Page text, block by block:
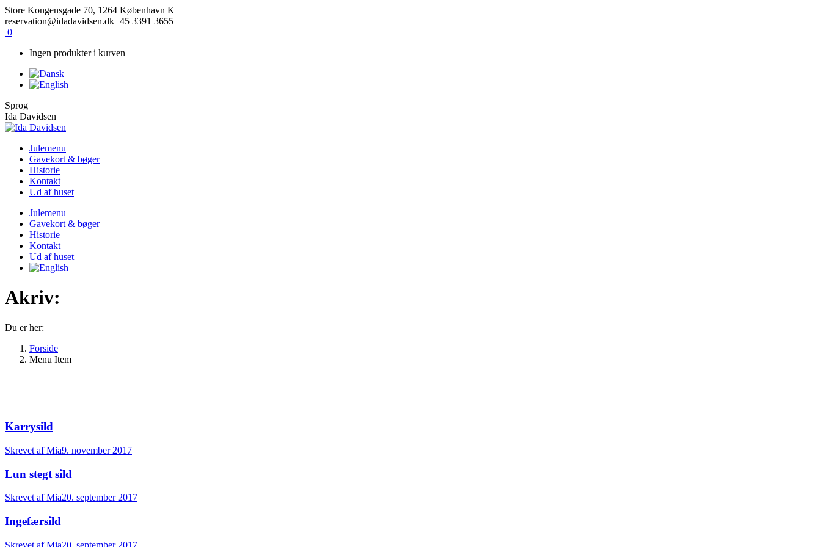
Skip
to
content
Facebook
Instagram
Store Kongensgade 70, 1264 København K
reservation@idadavidsen.dk+45 3391 3655
0
Ingen produkter i kurven
Sprog
Ida Davidsen
Julemenu
Gavekort & bøger
Historie
Kontakt
Ud af huset
Julemenu
Gavekort & bøger
Historie
Kontakt
Ud af huset
Akriv:
Du er her:
Forside
Menu Item
Karrysild
Skrevet afMia9. november 2017
Lun stegt sild
Skrevet afMia20. september 2017
Ingefærsild
Skrevet afMia20. september 2017